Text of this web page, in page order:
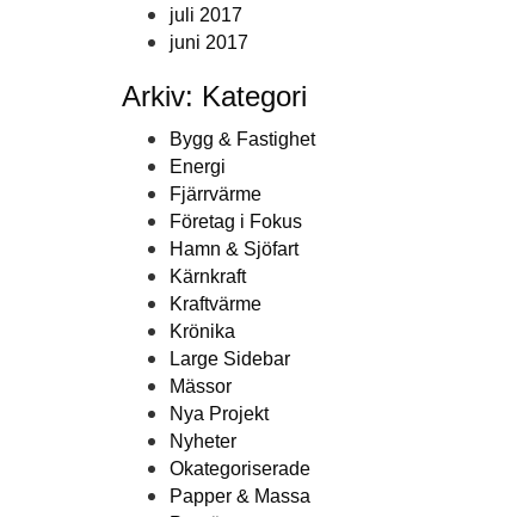
juli 2017
juni 2017
Arkiv: Kategori
Bygg & Fastighet
Energi
Fjärrvärme
Företag i Fokus
Hamn & Sjöfart
Kärnkraft
Kraftvärme
Krönika
Large Sidebar
Mässor
Nya Projekt
Nyheter
Okategoriserade
Papper & Massa